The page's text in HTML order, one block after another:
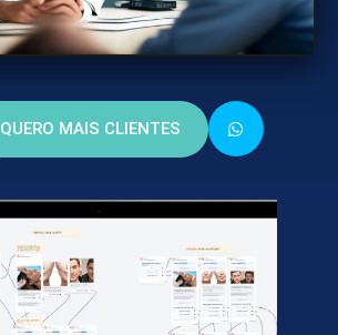
QUERO MAIS CLIENTES